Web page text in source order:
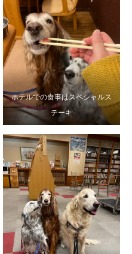
ホテルでの食事はスペシャルス
テーキ